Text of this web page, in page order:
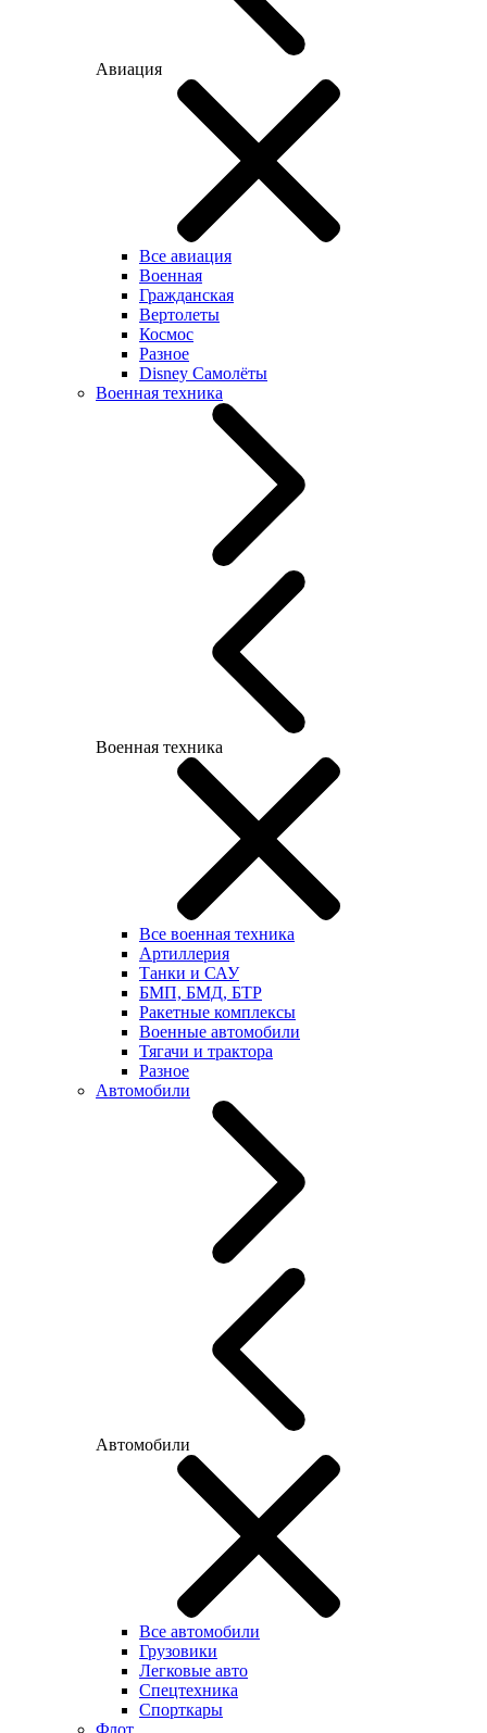
Авиация
Все авиация
Военная
Гражданская
Вертолеты
Космос
Разное
Disney Самолёты
Военная техника
Военная техника
Все военная техника
Артиллерия
Танки и САУ
БМП, БМД, БТР
Ракетные комплексы
Военные автомобили
Тягачи и трактора
Разное
Автомобили
Автомобили
Все автомобили
Грузовики
Легковые авто
Спецтехника
Спорткары
Флот